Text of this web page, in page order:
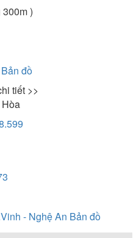
)
Bản đồ
tiết >>
- Nghệ An Bản đồ